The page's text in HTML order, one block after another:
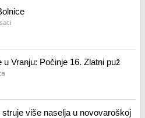
u Vranju: Počinje 16. Zlatni puž
struje više naselja u novovaroškoj